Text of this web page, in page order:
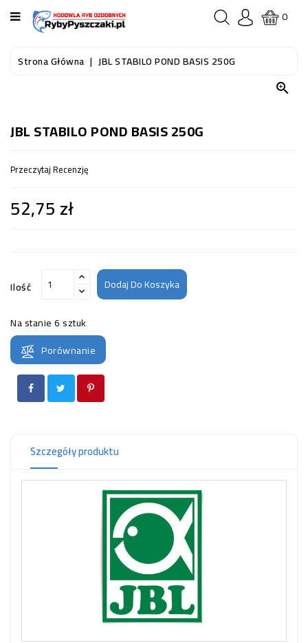
KATEGORIA
STRONA
AKWARIOWE
DO
WODNEGO
I
(SPRZĘT)
OCZKO
WODNE
(SPRZĘT)
KONTAKT
0
Strona Główna JBL STABILO POND BASIS 250G

JBL STABILO POND BASIS 250G
Przeczytaj Recenzję
52,75 zł
Ilość Dodaj Do Koszyka
Na stanie6 sztuk
Porównanie
Szczegóły produktu